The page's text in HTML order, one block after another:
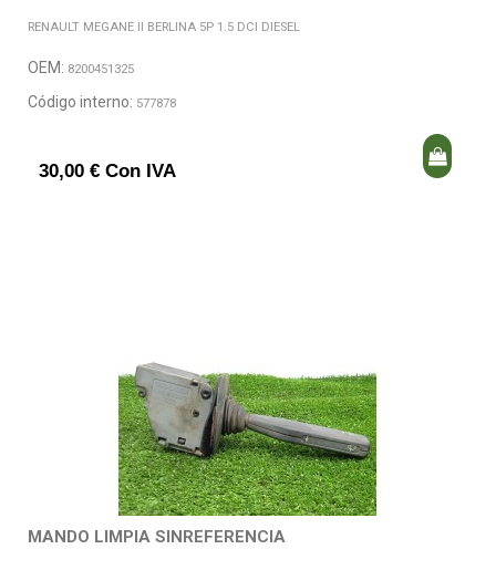
RENAULT MEGANE II BERLINA 5P 1.5 DCI DIESEL
OEM: 8200451325
Código interno: 577878
30,00 € Con IVA
MANDO LIMPIA SINREFERENCIA